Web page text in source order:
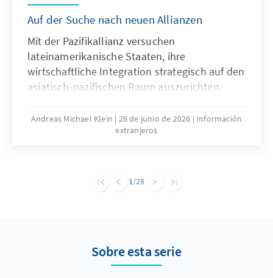
Auf der Suche nach neuen Allianzen
Mit der Pazifikallianz versuchen
lateinamerikanische Staaten, ihre
wirtschaftliche Integration strategisch auf den
asiatisch-pazifischen Raum auszurichten.
Chancen – doch geopolitische Konkurrenz
und strukturelle Ungleichgewichte setzen
Andreas Michael Klein 26 de junio de 2026
Información
extranjeros
1/28
Sobre esta serie